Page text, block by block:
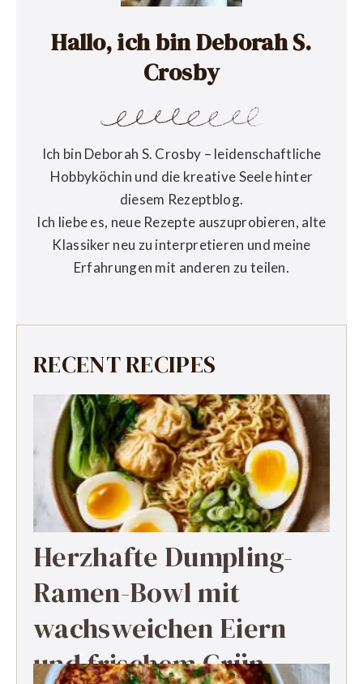
Hallo, ich bin Deborah S.
Crosby
Ich bin Deborah S. Crosby – leidenschaftliche
Hobbyköchin und die kreative Seele hinter
diesem Rezeptblog.
Ich liebe es, neue Rezepte auszuprobieren, alte
Klassiker neu zu interpretieren und meine
Erfahrungen mit anderen zu teilen.
RECENT RECIPES
Herzhafte Dumpling-
Ramen-Bowl mit
wachsweichen Eiern
und frischem Grün